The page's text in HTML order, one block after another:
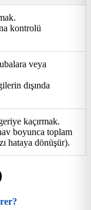
kontrolü
veya
dışında
kaçırmak.
boyunca toplam
hataya dönüşür).